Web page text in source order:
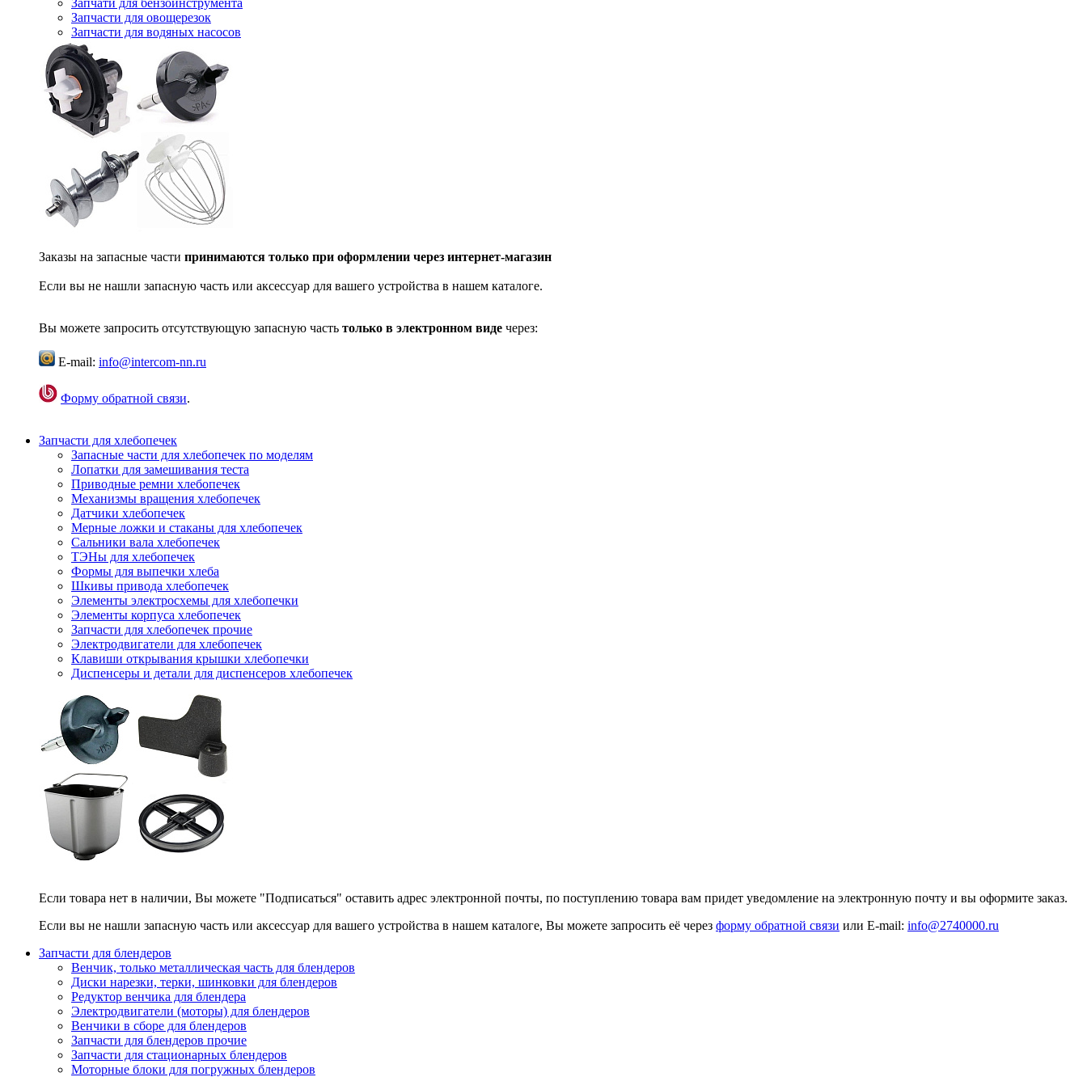
Запчати для бензоинструмента
Запчасти для овощерезок
Запчасти для водяных насосов
Заказы на запасные части принимаются только при оформлении через интернет-магазин
Если вы не нашли запасную часть или аксессуар для вашего устройства в нашем каталоге.
Вы можете запросить отсутствующую запасную часть только в электронном виде через:
E-mail: info@intercom-nn.ru
Форму обратной связи.
Запчасти для хлебопечек
Запасные части для хлебопечек по моделям
Лопатки для замешивания теста
Приводные ремни хлебопечек
Механизмы вращения хлебопечек
Датчики хлебопечек
Мерные ложки и стаканы для хлебопечек
Сальники вала хлебопечек
ТЭНы для хлебопечек
Формы для выпечки хлеба
Шкивы привода хлебопечек
Элементы электросхемы для хлебопечки
Элементы корпуса хлебопечек
Запчасти для хлебопечек прочие
Электродвигатели для хлебопечек
Клавиши открывания крышки хлебопечки
Диспенсеры и детали для диспенсеров хлебопечек
Если товара нет в наличии, Вы можете "Подписаться" оставить адрес электронной почты, по поступлению товара вам придет уведомление на электронную почту и вы оформите заказ.
Если вы не нашли запасную часть или аксессуар для вашего устройства в нашем каталоге, Вы можете запросить её через форму обратной связи или E-mail: info@2740000.ru
Запчасти для блендеров
Венчик, только металлическая часть для блендеров
Диски нарезки, терки, шинковки для блендеров
Редуктор венчика для блендера
Электродвигатели (моторы) для блендеров
Венчики в сборе для блендеров
Запчасти для блендеров прочие
Запчасти для стационарных блендеров
Моторные блоки для погружных блендеров